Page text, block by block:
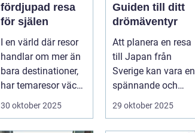
fördjupad resa
för själen
I en värld där resor
handlar om mer än
bara destinationer,
har temaresor väckt
30 oktober 2025
Guiden till ditt
drömäventyr
Att planera en resa
till Japan från
Sverige kan vara en
spännande och
överväldi...
29 oktober 2025